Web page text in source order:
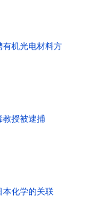
有机光电材料方
教授被逮捕
本化学的关联